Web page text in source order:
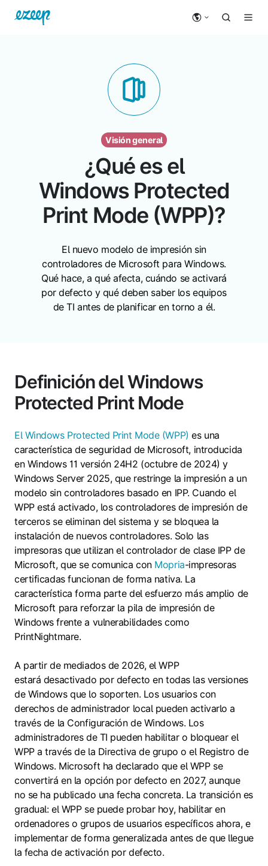
Visión general
¿Qué es el
Windows Protected
Print Mode (WPP)?
El nuevo modelo de impresión sin
controladores de Microsoft para Windows.
Qué hace, a qué afecta, cuándo se activará
por defecto y qué deben saber los equipos
de TI antes de planificar en torno a él.
Definición del Windows
Protected Print Mode
El Windows Protected Print Mode (WPP) es una
característica de seguridad de Microsoft, introducida
en Windows 11 versión 24H2 (octubre de 2024) y
Windows Server 2025, que restringe la impresión a un
modelo sin controladores basado en IPP. Cuando el
WPP está activado, los controladores de impresión de
terceros se eliminan del sistema y se bloquea la
instalación de nuevos controladores. Solo las
impresoras que utilizan el controlador de clase IPP de
Microsoft, que se comunica con Mopria-impresoras
certificadas funcionan de forma nativa. La
característica forma parte del esfuerzo más amplio de
Microsoft para reforzar la pila de impresión de
Windows frente a vulnerabilidades como
PrintNightmare.
A partir de mediados de 2026, el WPP
estará desactivado por defecto en todas las versiones
de Windows que lo soporten. Los usuarios con
derechos de administrador local pueden activarlo a
través de la Configuración de Windows. Los
administradores de TI pueden habilitar o bloquear el
WPP a través de la Directiva de grupo o el Registro de
Windows. Microsoft ha declarado que el WPP se
convertirá en la opción por defecto en 2027, aunque
no se ha publicado una fecha concreta. La transición es
gradual: el WPP se puede probar hoy, habilitar en
ordenadores o grupos de usuarios específicos ahora, e
implementar de forma generalizada antes de que llegue
la fecha de activación por defecto.